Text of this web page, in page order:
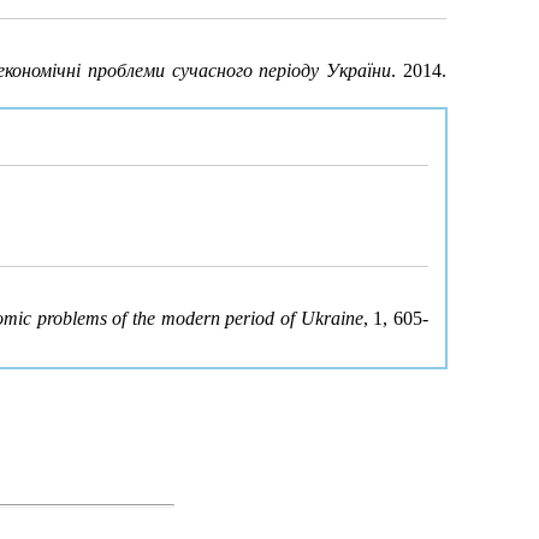
проблеми сучасного періоду України. 2014.
problems of the modern period of Ukraine, 1, 605-